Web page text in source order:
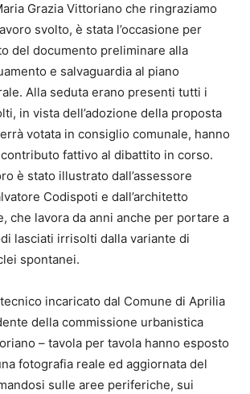
Grazia Vittoriano che ringraziamo
svolto, è stata l’occasione per
del documento preliminare alla
e salvaguardia al piano
Alla seduta erano presenti tutti i
in vista dell’adozione della proposta
votata in consiglio comunale, hanno
fattivo al dibattito in corso.
è stato illustrato dall’assessore
Codispoti e dall’architetto
che lavora da anni anche per portare a
lasciati irrisolti dalla variante di
spontanei.
tecnico incaricato dal Comune di Aprilia
della commissione urbanistica
– tavola per tavola hanno esposto
fotografia reale ed aggiornata del
sulle aree periferiche, sui